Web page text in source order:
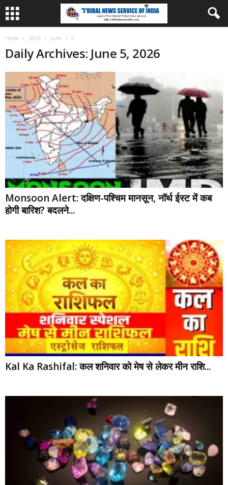
Home 2026 June 5
Daily Archives: June 5, 2026
Monsoon Alert: दक्षिण-पश्चिम मानसून, नॉर्थ ईस्ट में कब
होगी बारिश? बदलने...
Kal Ka Rashifal: कल शनिवार को मेष से लेकर मीन राशि...